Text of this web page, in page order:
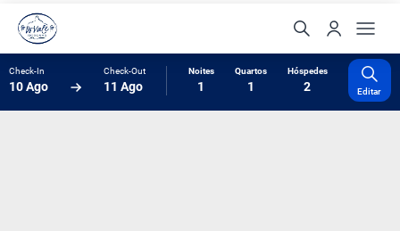
Check-In
10 Ago
Check-Out
11 Ago
Noites
1
Quartos
1
Hóspedes
2 Editar